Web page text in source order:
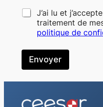
*
J’ai lu et
traitement de
politique de
Envoyer